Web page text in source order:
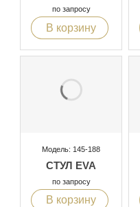
по запросу
В корзину
Модель: 145-188
СТУЛ EVA
по запросу
В корзину